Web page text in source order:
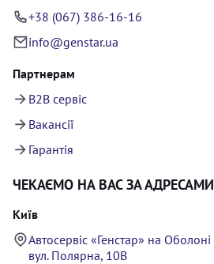
+38 (067) 386-16-16
info@genstar.ua
Партнерам
B2B сервіс
Вакансії
Гарантія
ЧЕКАЄМО НА ВАС ЗА АДРЕСАМИ
Київ
Автосервіс «Генстар» на Оболоні
вул. Полярна, 10В